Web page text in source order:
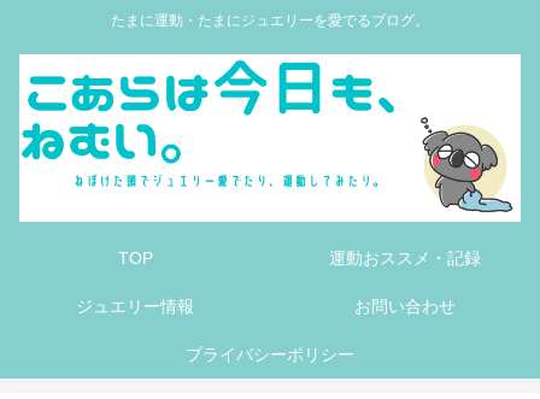
たまに運動・たまにジュエリーを愛でるブログ。
TOP 運動おススメ・記録
ジュエリー情報 お問い合わせ
プライバシーポリシー